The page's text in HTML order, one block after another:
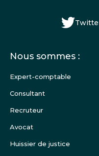
Menu
de
Nous sommes :
Expert-comptable
Consultant
Recruteur
Avocat
Huissier de justice